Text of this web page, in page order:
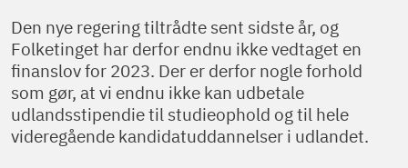
Den nye regering tiltrådte sent sidste år, og
Folketinget har derfor endnu ikke vedtaget en
finanslov for 2023. Der er derfor nogle forhold
som gør, at vi endnu ikke kan udbetale
udlandsstipendie til studieophold og til hele
videregående kandidatuddannelser i udlandet.